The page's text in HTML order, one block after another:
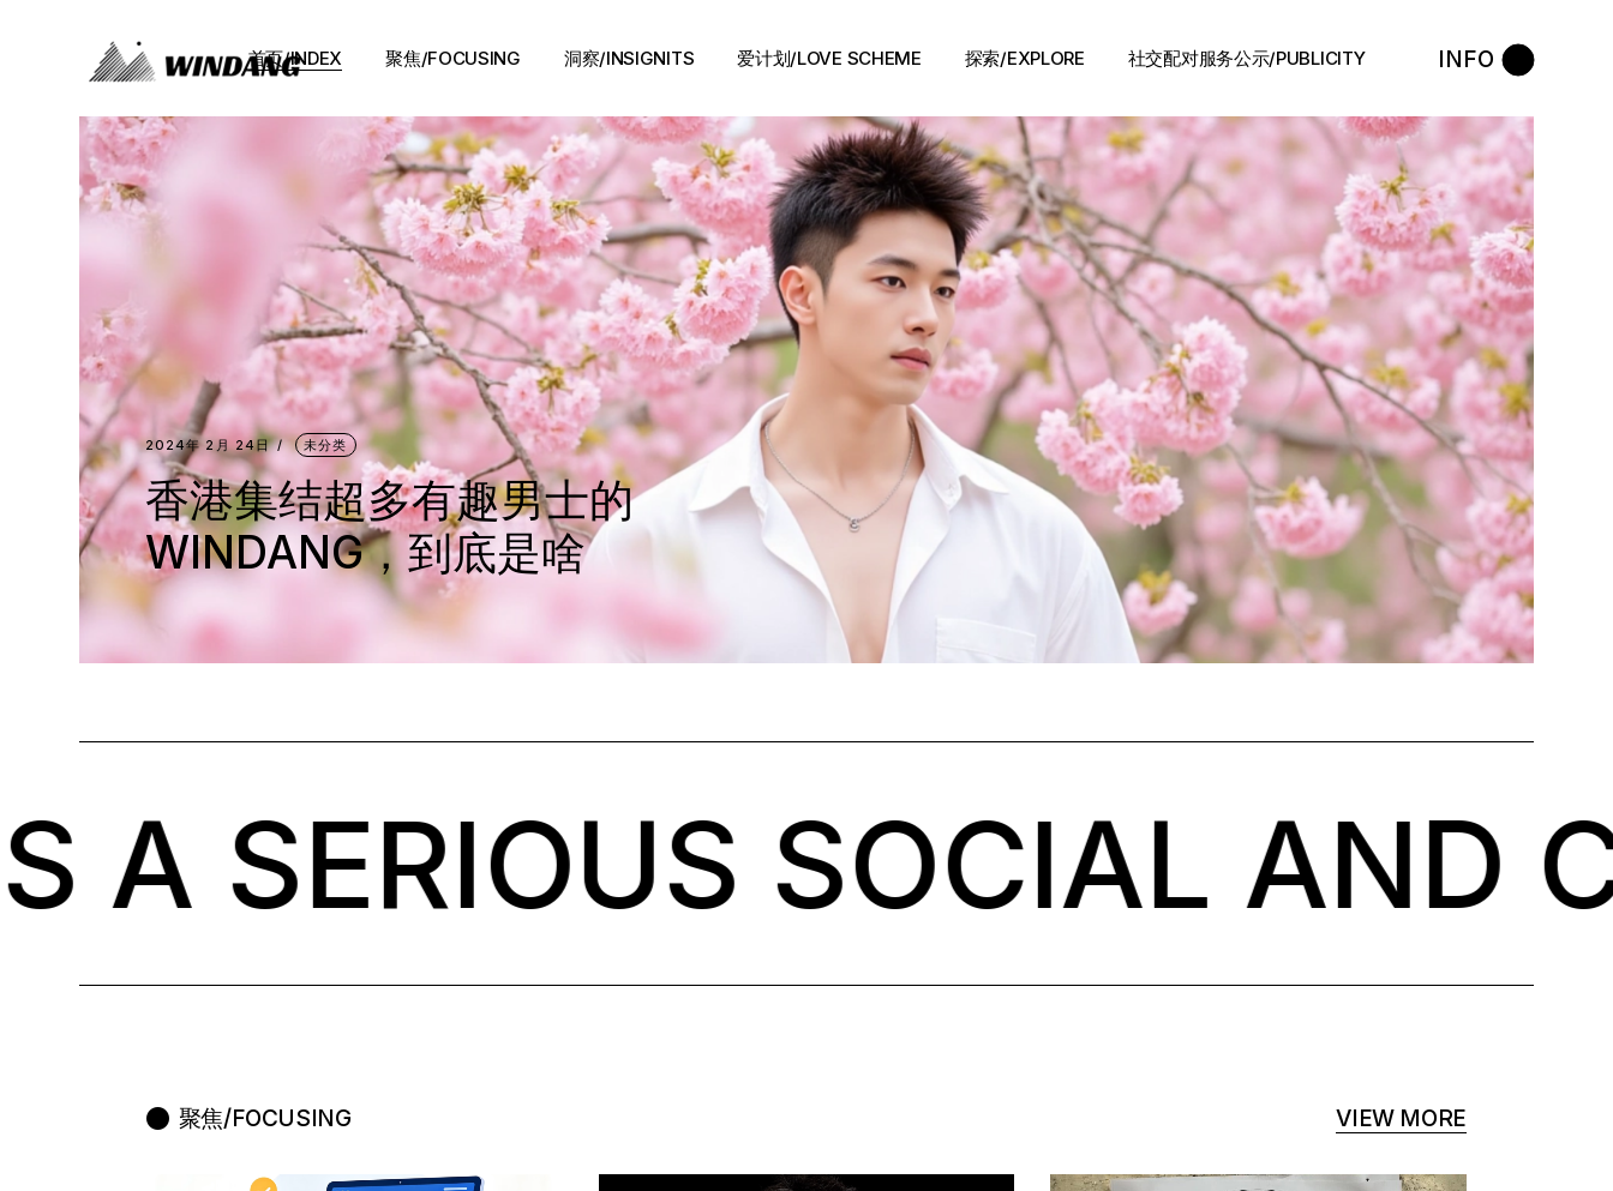
首页/INDEX 聚焦/FOCUSING 洞察/INSIGNITS 爱计划/LOVE SCHEME
爱计划/LOVE SCHEME
情感攻略/STRATEGY
脱单案例/STORIES
夜话/Night Chat
探索/EXPLORE
生活方式/LIFESTYLE
社交配对服务公示/PUBLICITY
会员守则 / Policies
售后反馈 / After-Sales
退款政策 / Refund Policy
隐私政策/Privacy Policy
执照资质 / Licence
中介条例 / Agency Policy
预约咨询 / Book
INFO
2024年 2月 24日 未分类
香港集结超多有趣男士的
WINDANG，到底是啥
SOCIAL AND
聚焦/FOCUSING VIEW MORE